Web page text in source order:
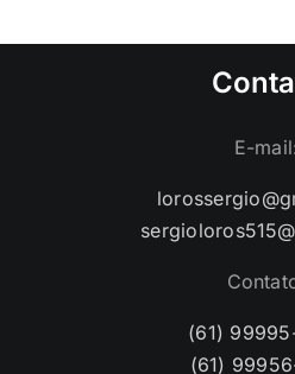
E-
(61)
(61)